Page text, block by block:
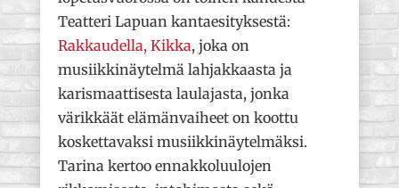
Teatteri Lapuan kantaesityksestä:
Rakkaudella, Kikka, joka on
musiikkinäytelmä lahjakkaasta ja
karismaattisesta laulajasta, jonka
värikkäät elämänvaiheet on koottu
koskettavaksi musiikkinäytelmäksi.
Tarina kertoo ennakkoluulojen